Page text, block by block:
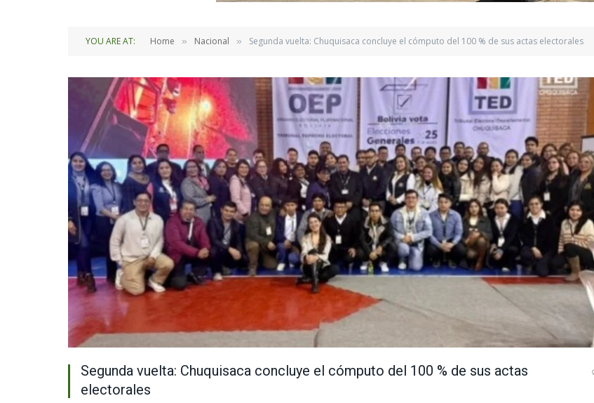
YOU ARE AT: Home » Nacional » Segunda vuelta: Chuquisaca concluye el cómputo del 100 % de sus actas electorales
Segunda vuelta: Chuquisaca concluye el cómputo del 100 % de sus actas
electorales